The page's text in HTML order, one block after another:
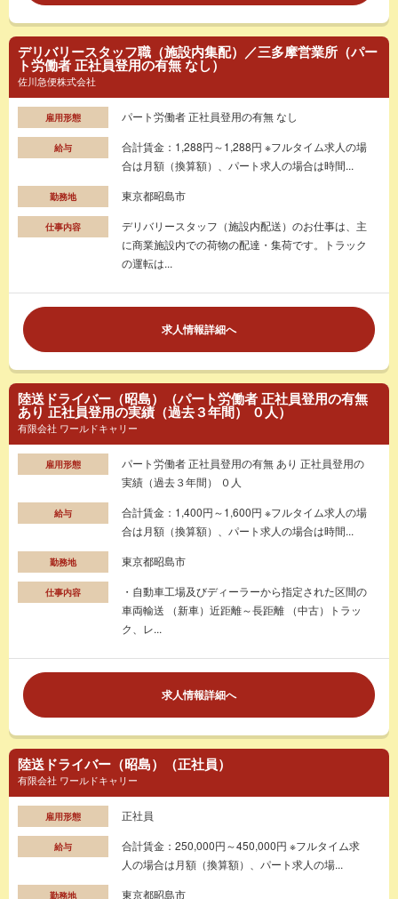
デリバリースタッフ職（施設内集配）／三多摩営業所（パー
ト労働者 正社員登用の有無 なし）
佐川急便株式会社
雇用形態 パート労働者 正社員登用の有無 なし
給与
合計賃金：1,288円～1,288円 ※フルタイム求人の場
合は月額（換算額）、パート求人の場合は時間...
勤務地 東京都昭島市
仕事内容
デリバリースタッフ（施設内配送）のお仕事は、主
に商業施設内での荷物の配達・集荷です。トラック
の運転は...
求人情報詳細へ
陸送ドライバー（昭島）（パート労働者 正社員登用の有無
あり 正社員登用の実績（過去３年間） ０人）
有限会社 ワールドキャリー
雇用形態
パート労働者 正社員登用の有無 あり 正社員登用の
実績（過去３年間） ０人
給与
合計賃金：1,400円～1,600円 ※フルタイム求人の場
合は月額（換算額）、パート求人の場合は時間...
勤務地 東京都昭島市
仕事内容
・自動車工場及びディーラーから指定された区間の
車両輸送 （新車）近距離～長距離 （中古）トラッ
ク、レ...
求人情報詳細へ
陸送ドライバー（昭島）（正社員）
有限会社 ワールドキャリー
雇用形態 正社員
給与
合計賃金：250,000円～450,000円 ※フルタイム求
人の場合は月額（換算額）、パート求人の場...
勤務地 東京都昭島市